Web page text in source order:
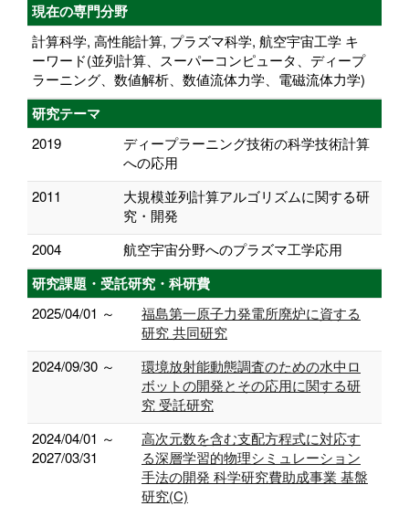
現在の専門分野
計算科学, 高性能計算, プラズマ科学, 航空宇宙工学 キ
ーワード(並列計算、スーパーコンピュータ、ディープ
ラーニング、数値解析、数値流体力学、電磁流体力学)
研究テーマ
2019
ディープラーニング技術の科学技術計算
への応用
2011
大規模並列計算アルゴリズムに関する研
究・開発
2004
航空宇宙分野へのプラズマ工学応用
研究課題・受託研究・科研費
2025/04/01 ～
福島第一原子力発電所廃炉に資する
研究 共同研究
2024/09/30 ～
環境放射能動態調査のための水中ロ
ボットの開発とその応用に関する研
究 受託研究
2024/04/01 ～
2027/03/31
高次元数を含む支配方程式に対応す
る深層学習的物理シミュレーション
手法の開発 科学研究費助成事業 基盤
研究(C)